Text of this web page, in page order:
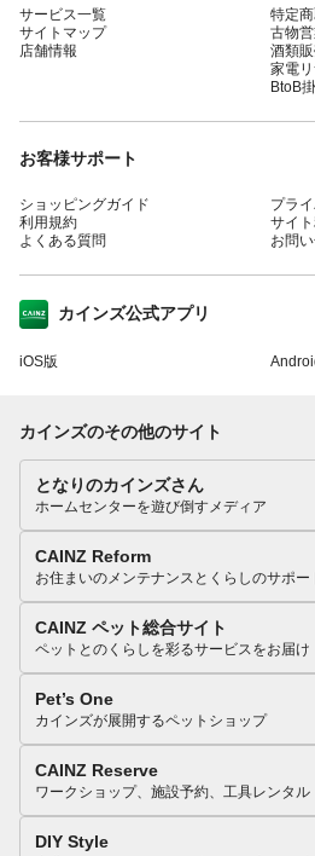
サービス一覧
サイトマップ
店舗情報
特定
古物
酒類
家電
BtoB
お客様サポート
ショッピングガイド
利用規約
よくある質問
プラ
サイ
お問
カインズ公式アプリ
iOS版
カインズのその他のサイト
となりのカインズさん
ホームセンターを遊び倒すメディア
CAINZ Reform
お住まいのメンテナンスとくらしのサポー
CAINZ ペット総合サイト
ペットとのくらしを彩るサービスをお届け
Pet’s One
カインズが展開するペットショップ
CAINZ Reserve
ワークショップ、施設予約、工具レンタル
DIY Style